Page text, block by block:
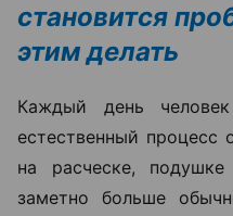
становится
этим делать
Каждый день
естественный процесс
на расческе,
заметно больше